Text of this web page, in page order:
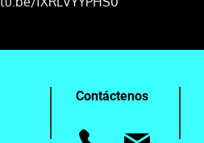
Contáctenos